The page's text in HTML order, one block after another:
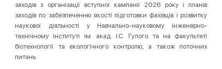
заходів з організації вступної кампанії 2026 року і планів
заходів по забезпеченню якості підготовки фахівців і розвитку
наукової діяльності у Навчально-науковому інженерно-
технічному інституті ім. акад. І.С. Гулого та на факультеті
біотехнології та екологічного контролю, а також поточних
питань.